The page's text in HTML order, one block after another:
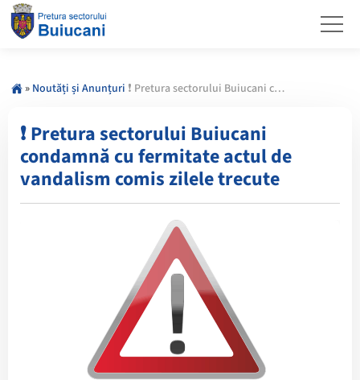
» Noutăți și Anunțuri ❗️ Pretura sectorului Buiucani condamnă cu fermitate actul de vandalism comis zilele trecute
❗️ Pretura sectorului Buiucani
condamnă cu fermitate actul de
vandalism comis zilele trecute